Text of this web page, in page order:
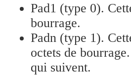
Pad1 (type 0).
bourrage.
Padn (type 1).
octets de
qui suivent.